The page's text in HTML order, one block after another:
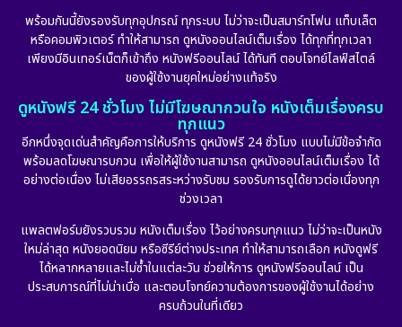
Fantasy จินตนาการ (265)
Film
Gothic (6)
HBO GO (11)
HBO Max (2)
พร้อมกันนี้ยังรองรับทุกอุปกรณ์ ทุกระบบ ไม่ว่าจะเป็นสมาร์ทโฟน แท็บเล็ต
หรือคอมพิวเตอร์ ทำให้สามารถ ดูหนังออนไลน์เต็มเรื่อง ได้ทุกที่ทุกเวลา
เพียงมีอินเทอร์เน็ตก็เข้าถึง หนังฟรีออนไลน์ ได้ทันที ตอบโจทย์ไลฟ์สไตล์
ของผู้ใช้งานยุคใหม่อย่างแท้จริง
ดูหนังฟรี 24 ชั่วโมง ไม่มีโฆษณากวนใจ หนังเต็มเรื่องครบ
ทุกแนว
อีกหนึ่งจุดเด่นสำคัญคือการให้บริการ ดูหนังฟรี 24 ชั่วโมง แบบไม่มีข้อจำกัด
พร้อมลดโฆษณารบกวน เพื่อให้ผู้ใช้งานสามารถ ดูหนังออนไลน์เต็มเรื่อง ได้
อย่างต่อเนื่อง ไม่เสียอรรถรสระหว่างรับชม รองรับการดูได้ยาวต่อเนื่องทุก
ช่วงเวลา
แพลตฟอร์มยังรวบรวม หนังเต็มเรื่อง ไว้อย่างครบทุกแนว ไม่ว่าจะเป็นหนัง
ใหม่ล่าสุด หนังยอดนิยม หรือซีรีย์ต่างประเทศ ทำให้สามารถเลือก หนังดูฟรี
ได้หลากหลายและไม่ซ้ำในแต่ละวัน ช่วยให้การ ดูหนังฟรีออนไลน์ เป็น
ประสบการณ์ที่ไม่น่าเบื่อ และตอบโจทย์ความต้องการของผู้ใช้งานได้อย่าง
ครบถ้วนในที่เดียว